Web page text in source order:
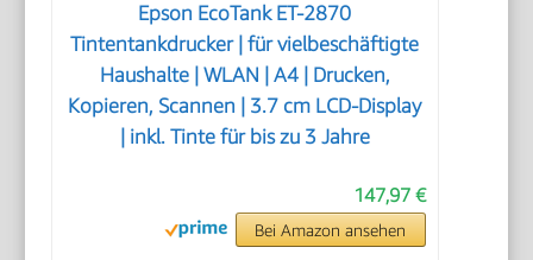
Epson EcoTank ET-2870
Tintentankdrucker | für vielbeschäftigte
Haushalte | WLAN | A4 | Drucken,
Kopieren, Scannen | 3.7 cm LCD-Display
| inkl. Tinte für bis zu 3 Jahre
147,97 €
Bei Amazon ansehen